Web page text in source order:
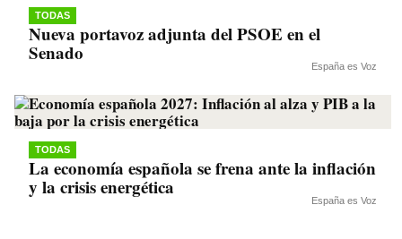
TODAS
Nueva portavoz adjunta del PSOE en el
Senado
España es Voz
TODAS
La economía española se frena ante la inflación
y la crisis energética
España es Voz